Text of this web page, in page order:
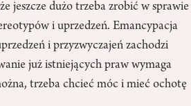
jeszcze dużo trzeba zrobić w sprawie
i uprzedzeń. Emancypacja
i przyzwyczajeń zachodzi
już istniejących praw wymaga
trzeba chcieć móc i mieć ochotę